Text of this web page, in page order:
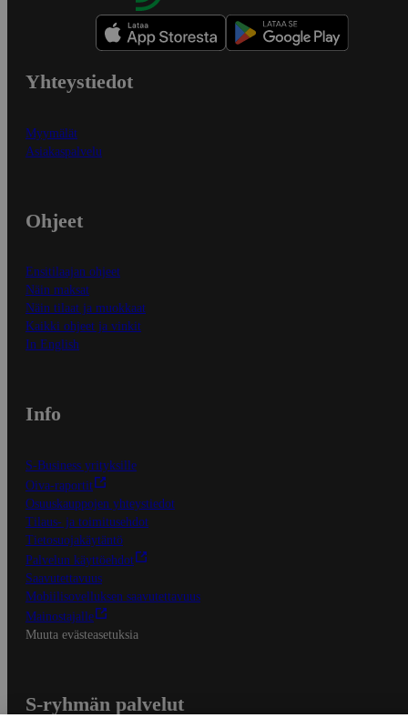
Yhteystiedot
Myymälät
Asiakaspalvelu
Ohjeet
Ensitilaajan ohjeet
Näin maksat
Näin tilaat ja muokkaat
Kaikki ohjeet ja vinkit
In English
Info
S-Business yrityksille
Oiva-raportit
Osuuskauppojen yhteystiedot
Tilaus- ja toimitusehdot
Tietosuojakäytäntö
Palvelun käyttöehdot
Saavutettavuus
Mobiilisovelluksen saavutettavuus
Mainostajalle
Muuta evästeasetuksia
S-ryhmän palvelut